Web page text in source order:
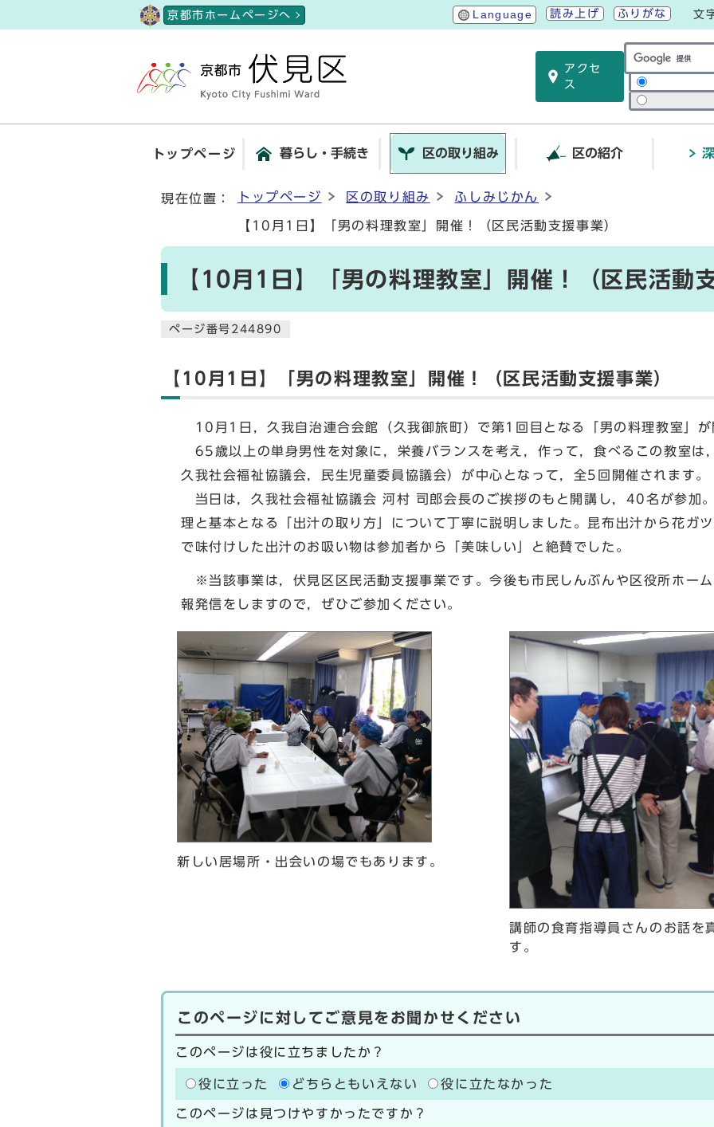
京都市ホームページへ Language 読み上げ ふりがな 文
アクセ
ス
サイト内検索
トップページ 暮らし・手続き 区の取り組み 区の紹介
現在位置： トップページ 区の取り組み ふしみじかん
【10月1日】「男の料理教室」開催！（区民活動支援事業）
【10月1日】「男の料理教室」開催！（区民活動
ページ番号244890
【10月1日】「男の料理教室」開催！（区民活動支援事業）
10月1日，久我自治連合会館（久我御旅町）で第1回目となる「男の料理教室」が
65歳以上の単身男性を対象に，栄養バランスを考え，作って，食べるこの教室は
久我社会福祉協議会，民生児童委員協議会）が中心となって，全5回開催されます。
当日は，久我社会福祉協議会 河村 司郎会長のご挨拶のもと開講し，40名が参加
理と基本となる「出汁の取り方」について丁寧に説明しました。昆布出汁から花ガ
で味付けした出汁のお吸い物は参加者から「美味しい」と絶賛でした。
※当該事業は，伏見区区民活動支援事業です。今後も市民しんぶんや区役所ホー
報発信をしますので，ぜひご参加ください。
新しい居場所・出会いの場でもあります。
講師の食育指導員さんのお話を
す。
このページに対してご意見をお聞かせください
このページは役に立ちましたか？
役に立った どちらともいえない 役に立たなかった
このページは見つけやすかったですか？